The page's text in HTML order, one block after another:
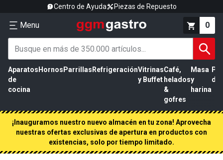
Centro de Ayuda Piezas de Repuesto
Menu 0
Aparatos
de
cocina
Hornos Parrillas RefrigeraciónVitrinas
y Buffet
Café,
helados
&
gofres
Masa
y
harina
de
¡Inauguramos nuestro nuevo almacén en tu zona! Aprovecha
nuestras ofertas exclusivas de apertura en productos con
existencias, solo por tiempo limitado.